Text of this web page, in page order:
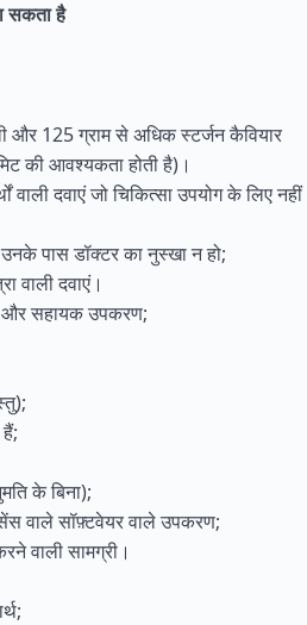
सकता है
और 125 ग्राम से अधिक स्टर्जन कैवियार
की आवश्यकता होती है)।
वाली दवाएं जो चिकित्सा उपयोग के लिए नहीं
पास डॉक्टर का नुस्खा न हो;
वाली दवाएं।
और सहायक उपकरण;
के बिना);
वाले सॉफ़्टवेयर वाले उपकरण;
वाली सामग्री।